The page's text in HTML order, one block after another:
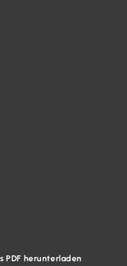
PDF herunterladen